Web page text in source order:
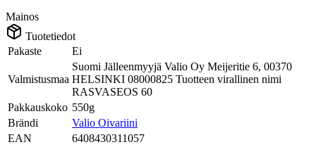
Mainos
Tuotetiedot
Pakaste
Ei
Valmistusmaa
Suomi Jälleenmyyjä Valio Oy Meijeritie 6, 00370
HELSINKI 08000825 Tuotteen virallinen nimi
RASVASEOS 60
Pakkauskoko 550g
Brändi
Valio Oivariini
EAN
6408430311057